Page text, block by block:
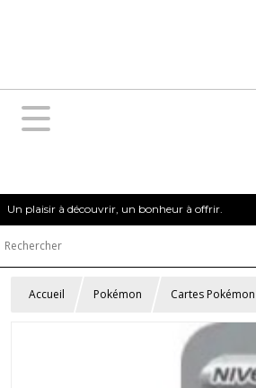
Un plaisir à découvrir, un bonheur à offrir.
Accueil Pokémon Cartes